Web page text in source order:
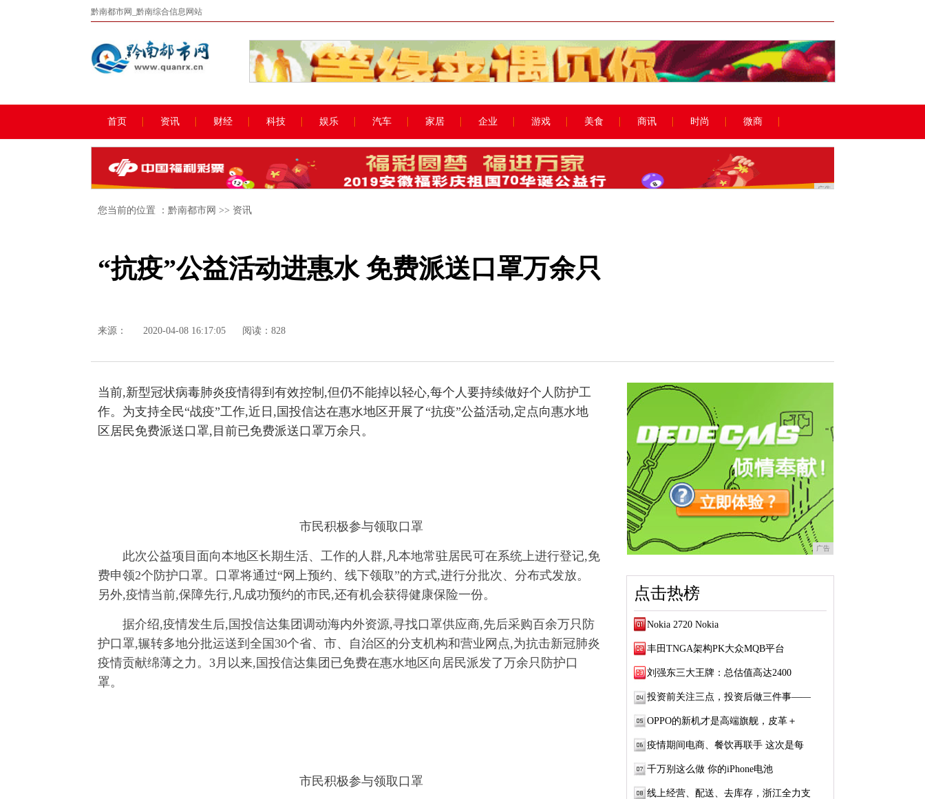
黔南都市网_黔南综合信息网站
首页 资讯 财经 科技 娱乐 汽车 家居 企业 游戏 美食 商讯 时尚 微商
广告
您当前的位置 ： 黔南都市网 >> 资讯
“抗疫”公益活动进惠水 免费派送口罩万余只
来源： 2020-04-08 16:17:05 阅读：828
当前,新型冠状病毒肺炎疫情得到有效控制,但仍不能掉以轻心,每个人要持续做好个人防护工
作。为支持全民“战疫”工作,近日,国投信达在惠水地区开展了“抗疫”公益活动,定点向惠水地
区居民免费派送口罩,目前已免费派送口罩万余只。
市民积极参与领取口罩
此次公益项目面向本地区长期生活、工作的人群,凡本地常驻居民可在系统上进行登记,免
费申领2个防护口罩。口罩将通过“网上预约、线下领取”的方式,进行分批次、分布式发放。
另外,疫情当前,保障先行,凡成功预约的市民,还有机会获得健康保险一份。
据介绍,疫情发生后,国投信达集团调动海内外资源,寻找口罩供应商,先后采购百余万只防
护口罩,辗转多地分批运送到全国30个省、市、自治区的分支机构和营业网点,为抗击新冠肺炎
疫情贡献绵薄之力。3月以来,国投信达集团已免费在惠水地区向居民派发了万余只防护口
罩。
市民积极参与领取口罩
广告
点击热榜
Nokia 2720 Nokia
丰田TNGA架构PK大众MQB平台
刘强东三大王牌：总估值高达2400
投资前关注三点，投资后做三件事——
OPPO的新机才是高端旗舰，皮革＋
疫情期间电商、餐饮再联手 这次是每
千万别这么做 你的iPhone电池
线上经营、配送、去库存，浙江全力支